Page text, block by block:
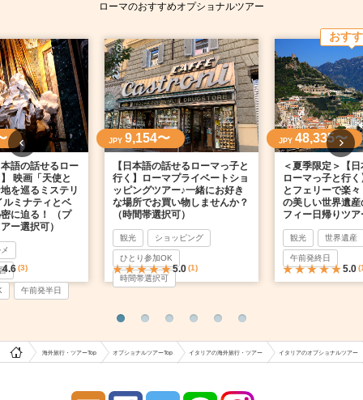
ローマのおすすめオプショナルツアー
語の話せるロー
映画「天使と
を巡るミステリ
ルミナティとベ
に迫る！ （プ
ー選択可）
午前発半日
4.6(3)
JPY 9,154〜
【日本語の話せるローマっ子と
行く】ローマプライベートショ
ッピングツアー♪一緒にお好き
な場所でお買い物しませんか？
（時間帯選択可）
観光 ショッピング
ひとり参加OK
時間帯選択可
5.0(1)
おす
JPY 48,335〜
＜夏季限定＞【
ローマっ子と行
とフェリーで楽
の美しい世界遺
フィー日帰りツア
観光 世界遺産
午前発終日
5.0
海外旅行・ツアーTop オプショナルツアーTop イタリアの海外旅行・ツアー イタリアのオプショナルツアー